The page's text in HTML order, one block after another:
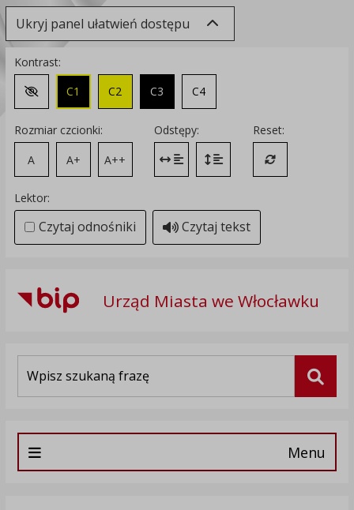
Ukryj panel ułatwień dostępu
Kontrast:
Zmień kontrast na domyślny
C1 C2 C3 C4
Rozmiar czcionki:
A
A+ A++
Odstępy:
Zmień odstęp między literami
Zmień interlinię i margines
Reset:
Przywróć
Lektor:
Czytaj odnośniki Czytaj tekst
Urząd Miasta we Włocławku
Menu